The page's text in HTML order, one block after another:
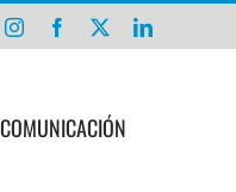
InstagramFacebook LinkedIn
COMUNICACIÓN